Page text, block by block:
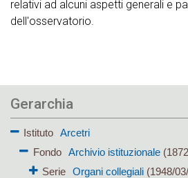
relativi ad alcuni aspetti generali e
dell'osservatorio.
Gerarchia
Istituto
Arcetri
Fondo
Archivio istituzionale
Serie Organi collegiali(1948/